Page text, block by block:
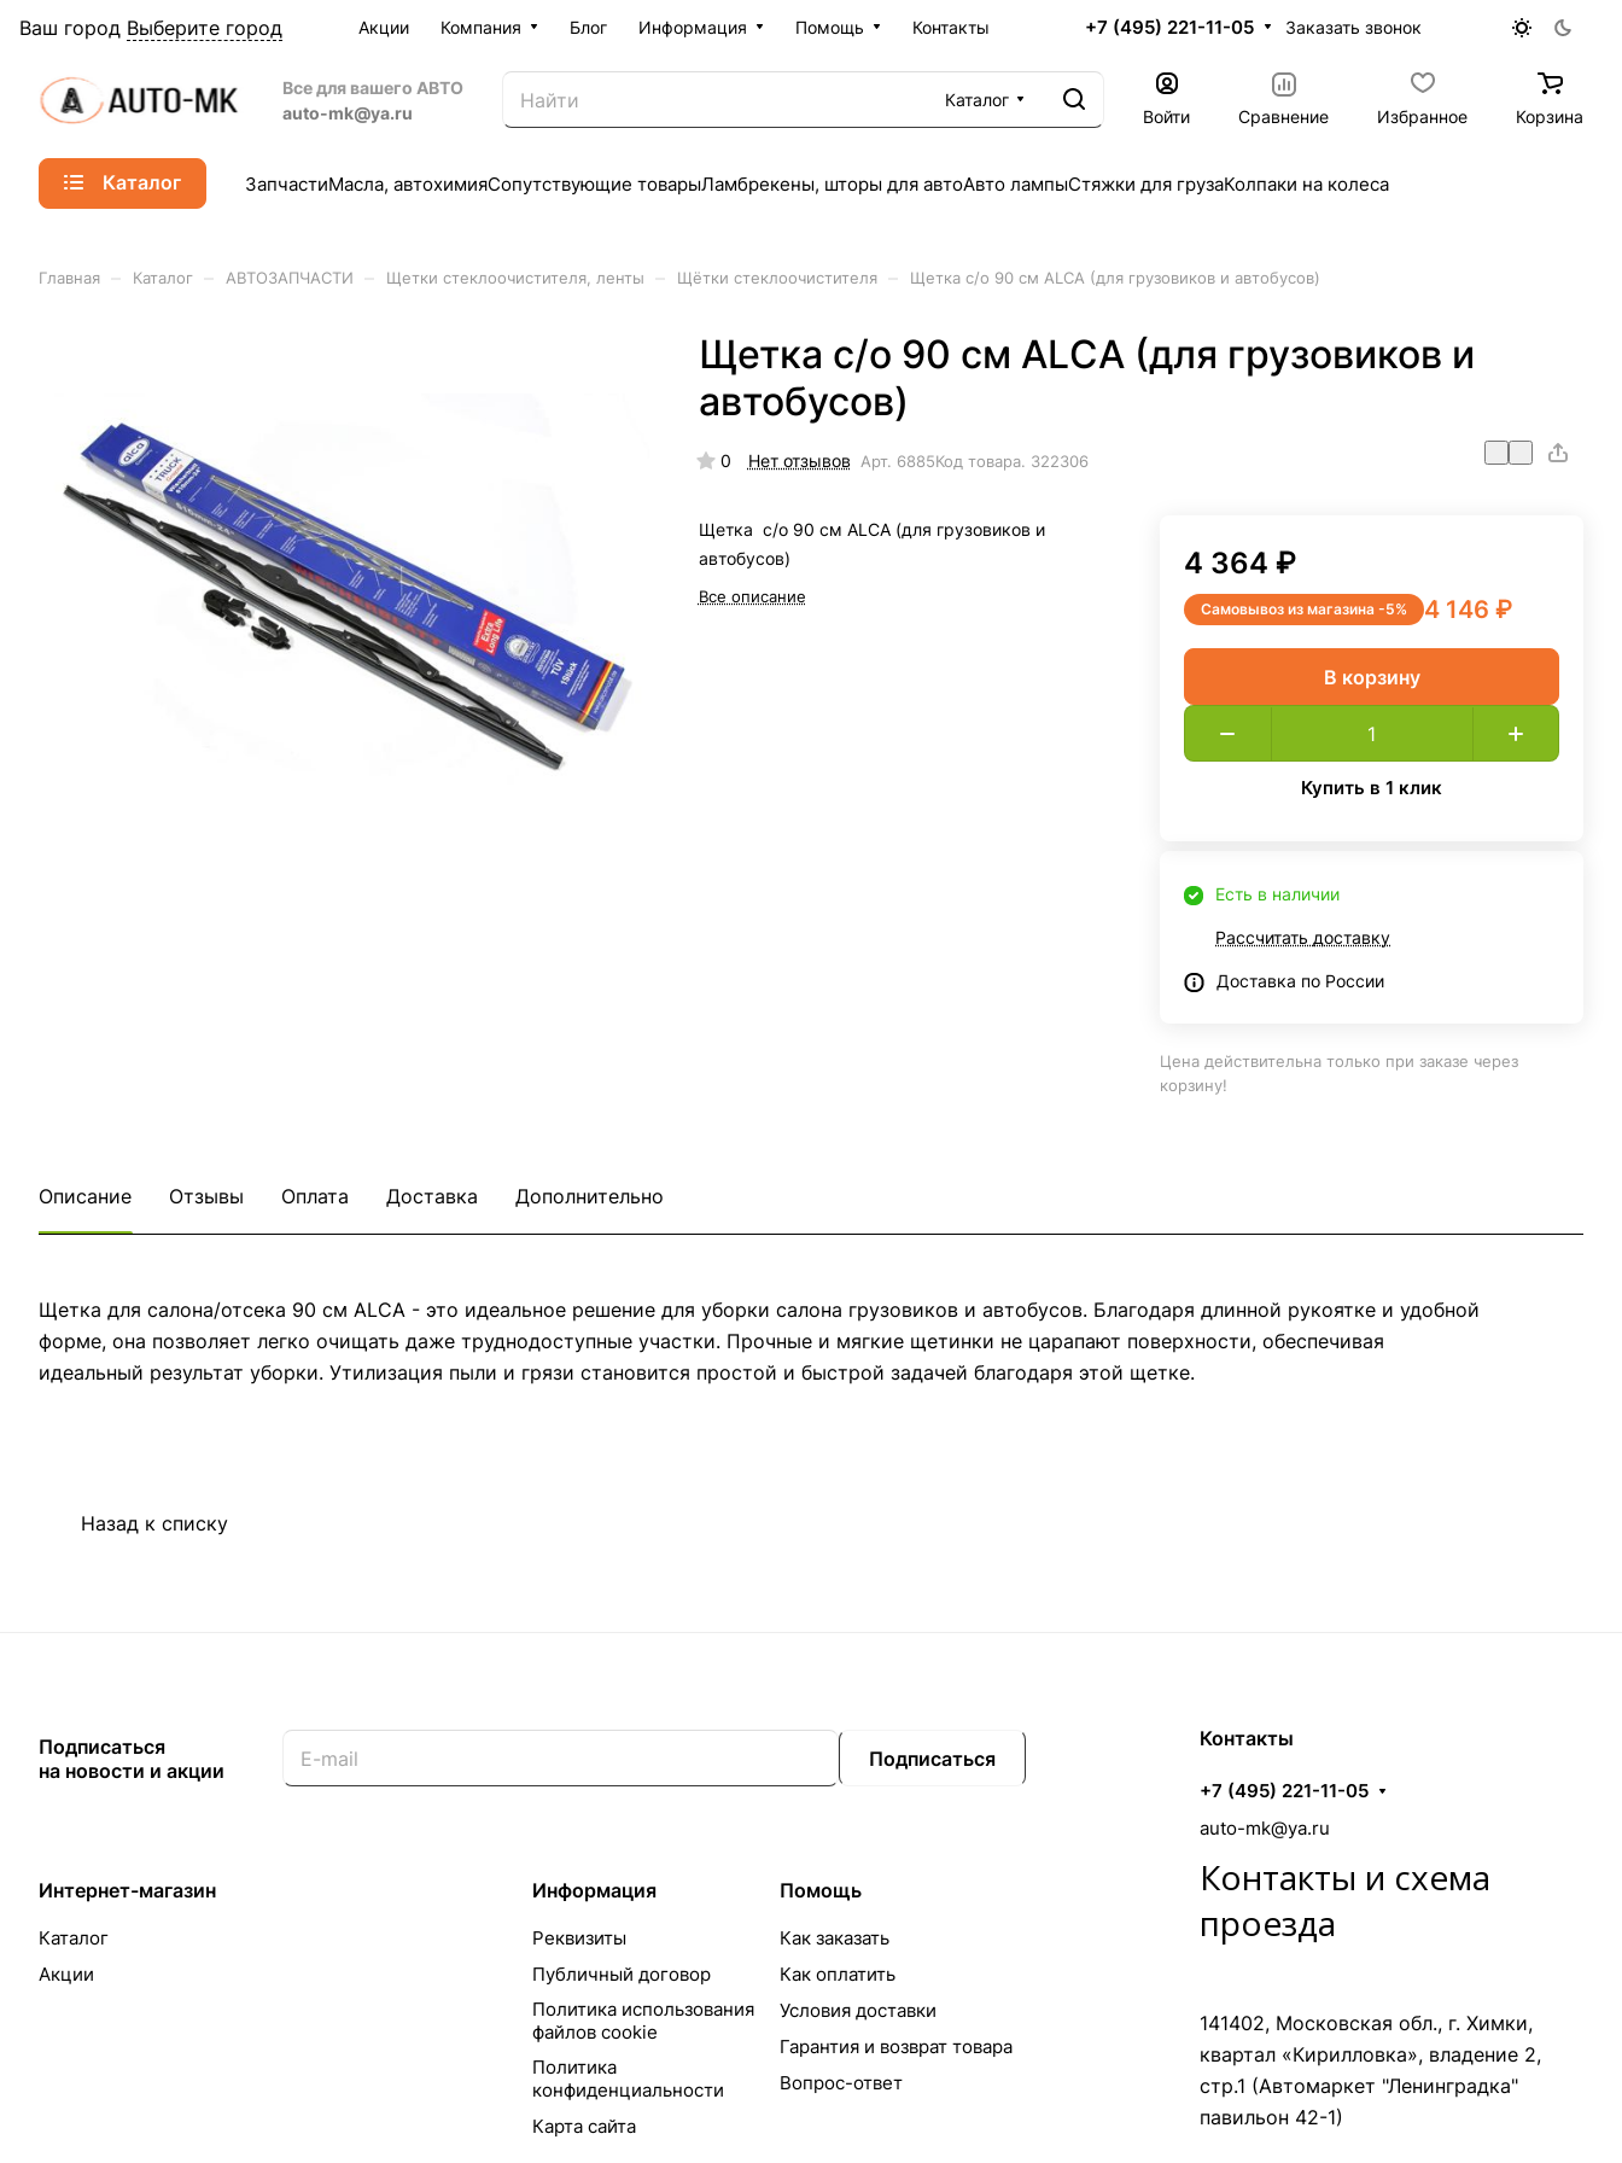
Ваш город Выберите город Акции Компания Блог Информация Помощь Контакты +7 (495) 221-11-05 Заказать звонок
Все для вашего АВТО
auto-mk@ya.ru
Каталог
Войти
Сравнение Избранное Корзина
Каталог ЗапчастиМасла, автохимияСопутствующие товарыЛамбрекены, шторы для автоАвто лампыСтяжки для грузаКолпаки на колеса
Главная Каталог АВТОЗАПЧАСТИ Щетки стеклоочистителя, ленты Щётки стеклоочистителя Щетка с/о 90 см ALСA (для грузовиков и автобусов)
Щетка с/о 90 см ALСA (для грузовиков и
автобусов)
0 Нет отзывов Арт. 6885Код товара. 322306
Щетка с/о 90 см ALСA (для грузовиков и
автобусов)
Все описание
4 364 ₽
Самовывоз из магазина -5% 4 146 ₽
В корзину
Купить в 1 клик
Есть в наличии
Рассчитать доставку
Доставка по России
Цена действительна только при заказе через
корзину!
Описание Отзывы Оплата Доставка Дополнительно
Щетка для салона/отсека 90 см ALСA - это идеальное решение для уборки салона грузовиков и автобусов. Благодаря длинной рукоятке и удобной
форме, она позволяет легко очищать даже труднодоступные участки. Прочные и мягкие щетинки не царапают поверхности, обеспечивая
идеальный результат уборки. Утилизация пыли и грязи становится простой и быстрой задачей благодаря этой щетке.
Назад к списку
Подписаться
на новости и акции
Подписаться
Интернет-магазин
Каталог
Акции
Информация
Реквизиты
Публичный договор
Политика использования
файлов cookie
Политика
конфиденциальности
Карта сайта
Помощь
Как заказать
Как оплатить
Условия доставки
Гарантия и возврат товара
Вопрос-ответ
Контакты
+7 (495) 221-11-05
auto-mk@ya.ru
Контакты и схема
проезда
141402, Московская обл., г. Химки,
квартал «Кирилловка», владение 2,
стр.1 (Автомаркет "Ленинградка"
павильон 42-1)